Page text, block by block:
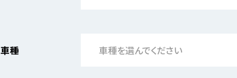
車種 車種を選んでください